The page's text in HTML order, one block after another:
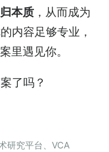
本质 ，从而成为
内容足够专业，
里遇见你。
了吗？
研究平台、VCA